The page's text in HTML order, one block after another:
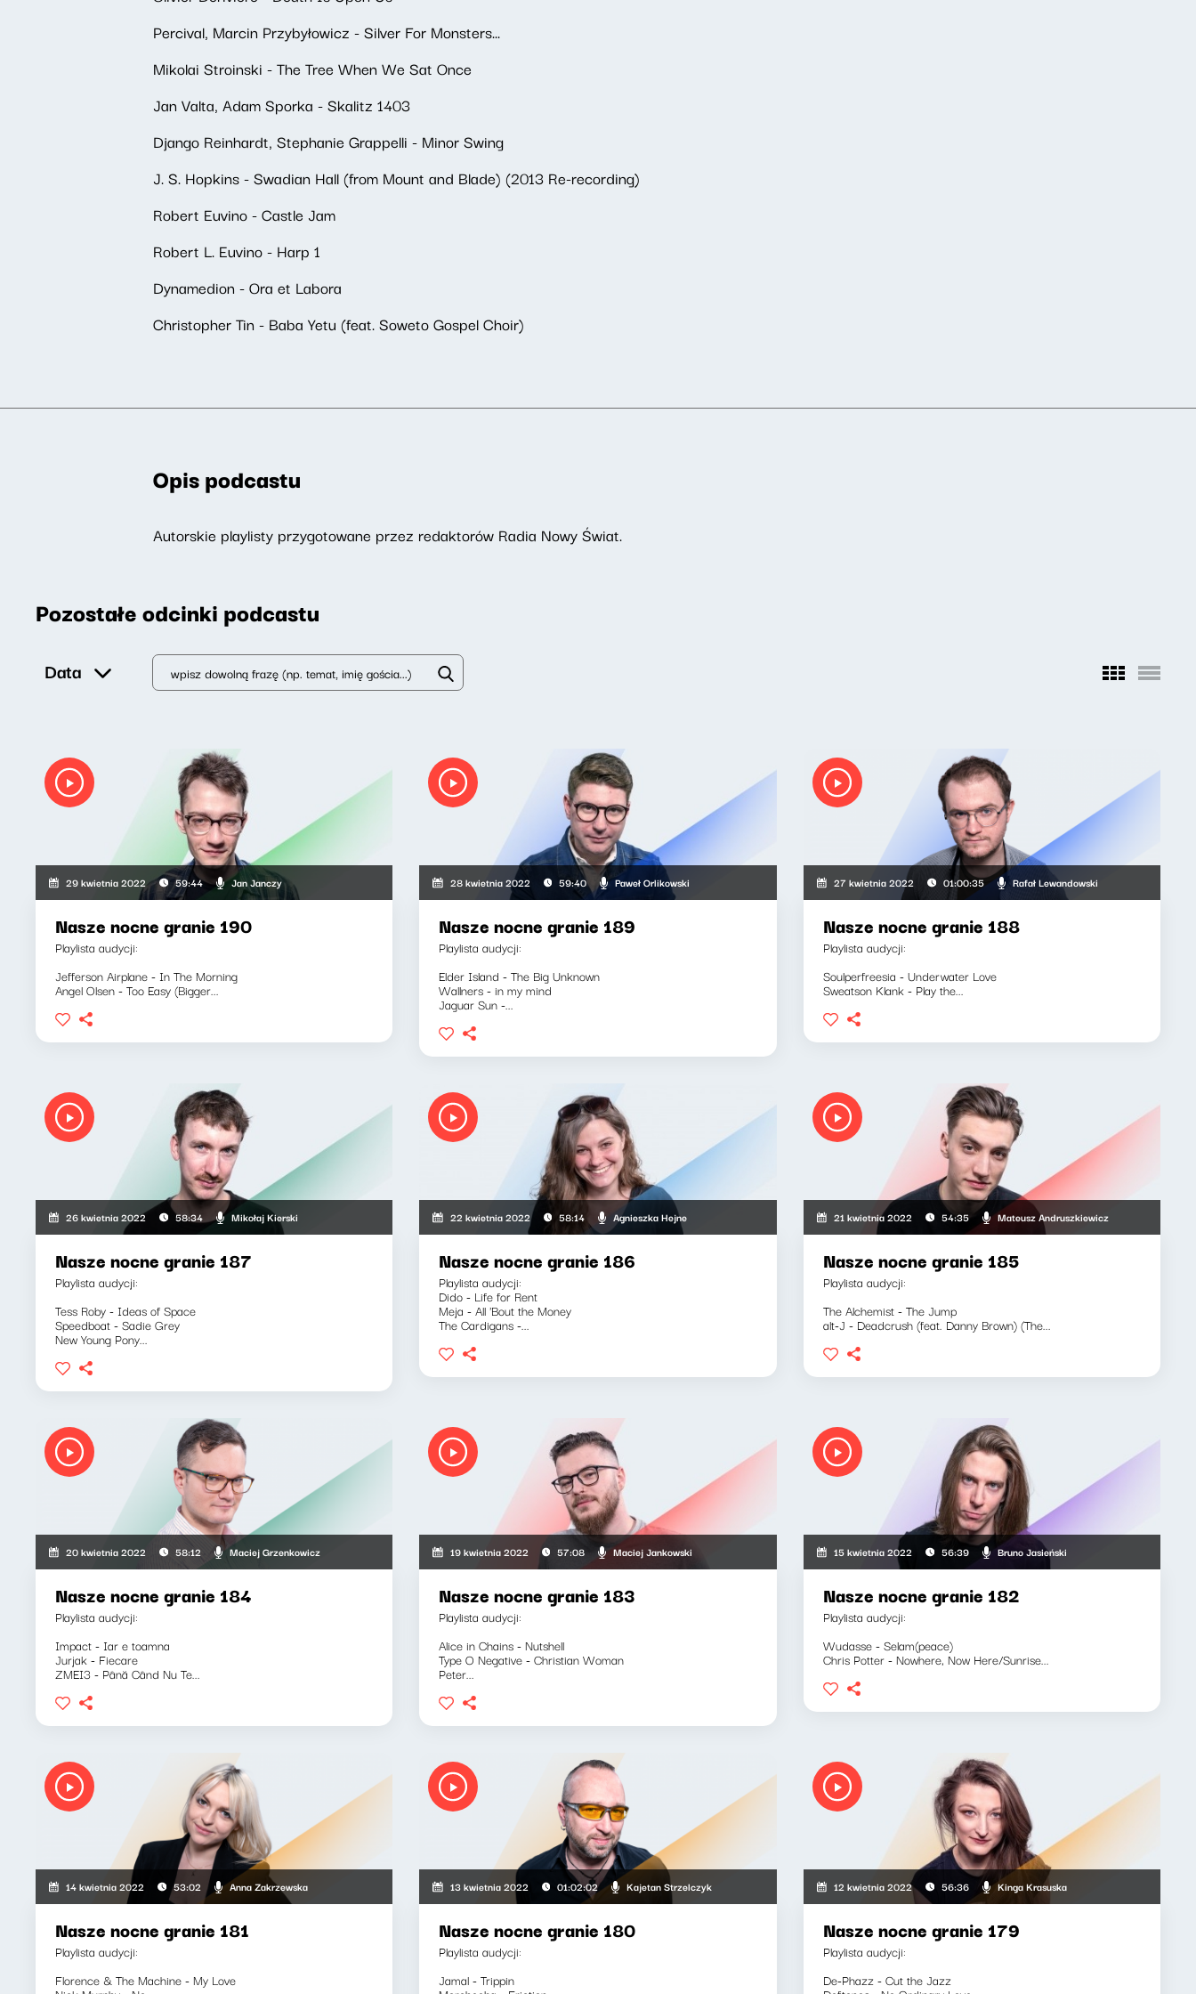
Percival, Marcin Przybyłowicz - Silver For Monsters...
Mikolai Stroinski - The Tree When We Sat Once
Jan Valta, Adam Sporka - Skalitz 1403
Django Reinhardt, Stephanie Grappelli - Minor Swing
J. S. Hopkins - Swadian Hall (from Mount and Blade) (2013 Re-recording)
Robert Euvino - Castle Jam
Robert L. Euvino - Harp 1
Dynamedion - Ora et Labora
Christopher Tin - Baba Yetu (feat. Soweto Gospel Choir)
Opis podcastu
Autorskie playlisty przygotowane przez redaktorów Radia Nowy Świat.
Pozostałe odcinki podcastu
Data
29 kwietnia 2022 59:44 Jan Janczy
Nasze nocne granie 190
Playlista audycji:
Jefferson Airplane - In The Morning
Angel Olsen - Too Easy (Bigger...
28 kwietnia 2022 59:40 Paweł Orlikowski
Nasze nocne granie 189
Playlista audycji:
Elder Island - The Big Unknown
Wallners - in my mind
Jaguar Sun -...
27 kwietnia 2022 01:00:35 Rafał Lewandowski
Nasze nocne granie 188
Playlista audycji:
Soulperfreesia - Underwater Love
Sweatson Klank - Play the...
26 kwietnia 2022 58:34 Mikołaj Kierski
Nasze nocne granie 187
Playlista audycji:
Tess Roby - Ideas of Space
Speedboat - Sadie Grey
New Young Pony...
22 kwietnia 2022 58:14 Agnieszka Hejne
Nasze nocne granie 186
Playlista audycji:
Dido - Life for Rent
Meja - All 'Bout the Money
The Cardigans -...
21 kwietnia 2022 54:35 Mateusz Andruszkiewicz
Nasze nocne granie 185
Playlista audycji:
The Alchemist - The Jump
alt-J - Deadcrush (feat. Danny Brown) (The...
20 kwietnia 2022 58:12 Maciej Grzenkowicz
Nasze nocne granie 184
Playlista audycji:
Impact - Iar e toamna
Jurjak - Fiecare
ZMEI3 - Până Când Nu Te...
19 kwietnia 2022 57:08 Maciej Jankowski
Nasze nocne granie 183
Playlista audycji:
Alice in Chains - Nutshell
Type O Negative - Christian Woman
Peter...
15 kwietnia 2022 56:39 Bruno Jasieński
Nasze nocne granie 182
Playlista audycji:
Wudasse - Selam(peace)
Chris Potter - Nowhere, Now Here/Sunrise...
14 kwietnia 2022 53:02 Anna Zakrzewska
Nasze nocne granie 181
Playlista audycji:
Florence & The Machine - My Love
13 kwietnia 2022 01:02:02 Kajetan Strzelczyk
Nasze nocne granie 180
Playlista audycji:
Jamal - Trippin
12 kwietnia 2022 56:36 Kinga Krasuska
Nasze nocne granie 179
Playlista audycji:
De-Phazz - Cut the Jazz